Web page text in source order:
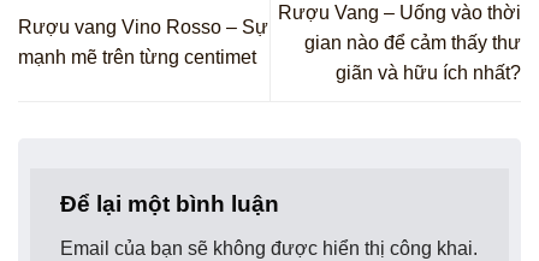
Rượu vang Vino Rosso – Sự
mạnh mẽ trên từng centimet
Rượu Vang – Uống vào thời
gian nào để cảm thấy thư
giãn và hữu ích nhất?
Để lại một bình luận
Email của bạn sẽ không được hiển thị công khai.